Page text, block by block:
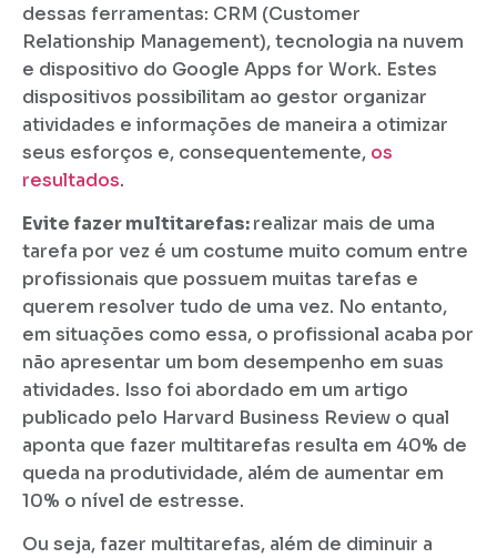
dessas ferramentas: CRM (Customer
Relationship Management), tecnologia na nuvem
e dispositivo do Google Apps for Work. Estes
dispositivos possibilitam ao gestor organizar
atividades e informações de maneira a otimizar
seus esforços e, consequentemente, os
resultados.
Evite fazer multitarefas:realizar mais de uma
tarefa por vez é um costume muito comum entre
profissionais que possuem muitas tarefas e
querem resolver tudo de uma vez. No entanto,
em situações como essa, o profissional acaba por
não apresentar um bom desempenho em suas
atividades. Isso foi abordado em um artigo
publicado pelo Harvard Business Review o qual
aponta que fazer multitarefas resulta em 40% de
queda na produtividade, além de aumentar em
10% o nível de estresse.
Ou seja, fazer multitarefas, além de diminuir a